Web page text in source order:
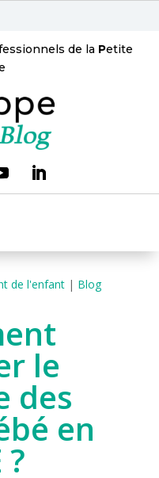
de la Petite
de l'enfant| Blog
le
des
en
?